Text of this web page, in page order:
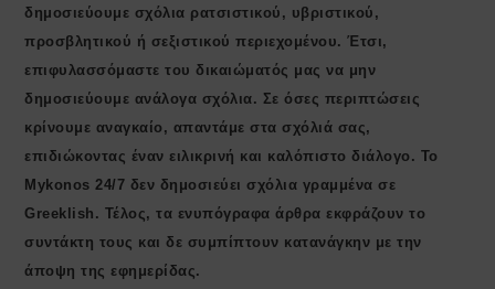
δημοσιεύουμε σχόλια ρατσιστικού, υβριστικού,
προσβλητικού ή σεξιστικού περιεχομένου. Έτσι,
επιφυλασσόμαστε του δικαιώματός μας να μην
δημοσιεύουμε ανάλογα σχόλια. Σε όσες περιπτώσεις
κρίνουμε αναγκαίο, απαντάμε στα σχόλιά σας,
επιδιώκοντας έναν ειλικρινή και καλόπιστο διάλογο. Το
Μykonos 24/7 δεν δημοσιεύει σχόλια γραμμένα σε
Greeklish. Τέλος, τα ενυπόγραφα άρθρα εκφράζουν το
συντάκτη τους και δε συμπίπτουν κατανάγκην με την
άποψη της εφημερίδας.